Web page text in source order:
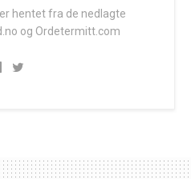
hentet fra de nedlagte
og Ordetermitt.com